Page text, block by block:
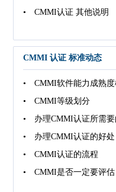
• CMMI认证 其他说明
CMMI 认证 标准动态
• CMMI软件能力成熟度
• CMMI等级划分
• 办理CMMI认证所需要
• 办理CMMI认证的好处
• CMMI认证的流程
• CMMI是否一定要评估